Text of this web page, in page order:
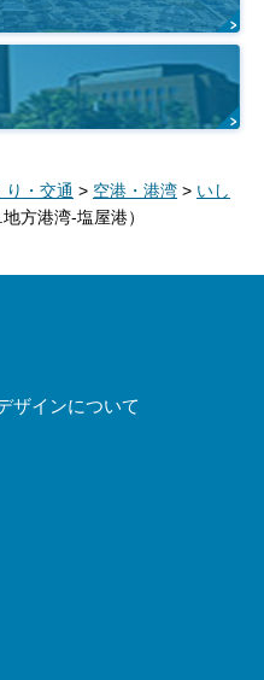
り・交通 > 空港・港湾 > いし
方港湾-塩屋港）
ザインについて